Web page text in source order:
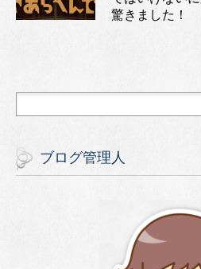
驚きました！
ブログ管理人